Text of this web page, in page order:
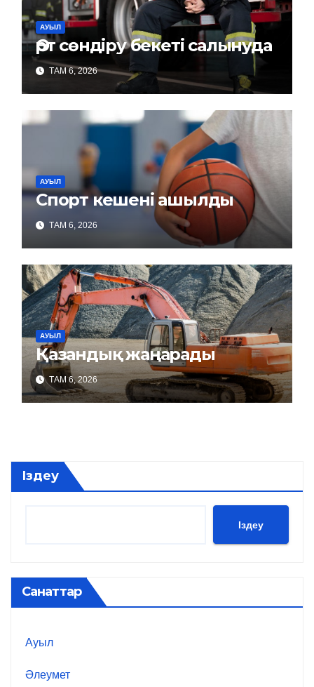
АУЫЛ
Өрт сөндіру бекеті салынуда
ТАМ 6, 2026
АУЫЛ
Спорт кешені ашылды
ТАМ 6, 2026
АУЫЛ
Қазандық жаңарады
ТАМ 6, 2026
Іздеу
Іздеу
Санаттар
Ауыл
Әлеумет